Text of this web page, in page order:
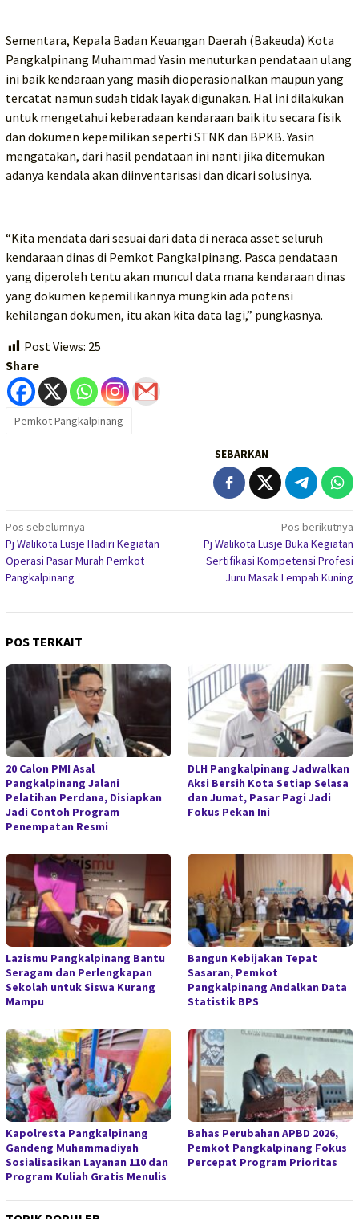
Sementara, Kepala Badan Keuangan Daerah (Bakeuda) Kota
Pangkalpinang Muhammad Yasin menuturkan pendataan ulang
ini baik kendaraan yang masih dioperasionalkan maupun yang
tercatat namun sudah tidak layak digunakan. Hal ini dilakukan
untuk mengetahui keberadaan kendaraan baik itu secara fisik
dan dokumen kepemilikan seperti STNK dan BPKB. Yasin
mengatakan, dari hasil pendataan ini nanti jika ditemukan
adanya kendala akan diinventarisasi dan dicari solusinya.
“Kita mendata dari sesuai dari data di neraca asset seluruh
kendaraan dinas di Pemkot Pangkalpinang. Pasca pendataan
yang diperoleh tentu akan muncul data mana kendaraan dinas
yang dokumen kepemilikannya mungkin ada potensi
kehilangan dokumen, itu akan kita data lagi,” pungkasnya.
Post Views: 25
Share
Pemkot Pangkalpinang
SEBARKAN
Navigasi
pos
Pos sebelumnya
Pj Walikota Lusje Hadiri Kegiatan
Operasi Pasar Murah Pemkot
Pangkalpinang
Pos berikutnya
Pj Walikota Lusje Buka Kegiatan
Sertifikasi Kompetensi Profesi
Juru Masak Lempah Kuning
POS TERKAIT
20 Calon PMI Asal
Pangkalpinang Jalani
Pelatihan Perdana, Disiapkan
Jadi Contoh Program
Penempatan Resmi
DLH Pangkalpinang Jadwalkan
Aksi Bersih Kota Setiap Selasa
dan Jumat, Pasar Pagi Jadi
Fokus Pekan Ini
Lazismu Pangkalpinang Bantu
Seragam dan Perlengkapan
Sekolah untuk Siswa Kurang
Mampu
Bangun Kebijakan Tepat
Sasaran, Pemkot
Pangkalpinang Andalkan Data
Statistik BPS
Kapolresta Pangkalpinang
Gandeng Muhammadiyah
Sosialisasikan Layanan 110 dan
Program Kuliah Gratis Menulis
Bahas Perubahan APBD 2026,
Pemkot Pangkalpinang Fokus
Percepat Program Prioritas